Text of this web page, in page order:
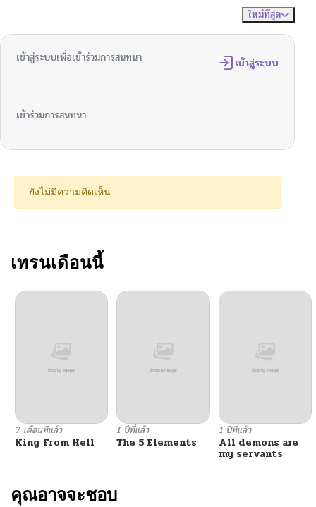
05/06/2026
ตอนที่ 112 05/06/2026
03/25/2026
ตอนที่ 109 03/19/2026
ตอนที่ 107
ตอนที่ 106
ตอนที่ 104 02/19/2026
ตอนที่ 103
ตอนที่ 102 02/11/2026
ตอนที่ 101
ใหม่ที่สุด
เข้าสู่ระบบเพื่อเข้าร่วมการสนทนา เข้าสู่ระบบ
เข้าร่วมการสนทนา...
ยังไม่มีความคิดเห็น
เทรนเดือนนี้
7 เดือนที่แล้ว
King From Hell
1 ปีที่แล้ว
The 5 Elements
1 ปีที่แล้ว
All demons are
my servants
คุณอาจจะชอบ